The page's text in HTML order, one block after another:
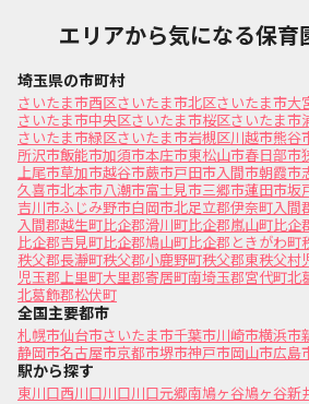
エリアから気になる保育
埼玉県の市町村
さいたま市西区さいたま市北区さいたま市大
さいたま市中央区さいたま市桜区さいたま市
さいたま市緑区さいたま市岩槻区川越市熊谷
所沢市飯能市加須市本庄市東松山市春日部市
上尾市草加市越谷市蕨市戸田市入間市朝霞市
久喜市北本市八潮市富士見市三郷市蓮田市坂
吉川市ふじみ野市白岡市北足立郡伊奈町入間
入間郡越生町比企郡滑川町比企郡嵐山町比企
比企郡吉見町比企郡鳩山町比企郡ときがわ町
秩父郡長瀞町秩父郡小鹿野町秩父郡東秩父村
児玉郡上里町大里郡寄居町南埼玉郡宮代町北
北葛飾郡松伏町
全国主要都市
札幌市仙台市さいたま市千葉市川崎市横浜市
静岡市名古屋市京都市堺市神戸市岡山市広島
駅から探す
東川口西川口川口川口元郷南鳩ヶ谷鳩ヶ谷新